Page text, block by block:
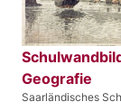
Geografie
Saarländisches